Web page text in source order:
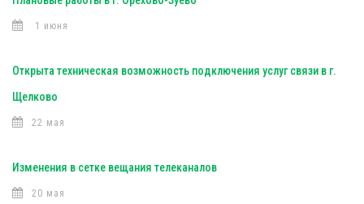
1 июня
Открыта техническая возможность подключения услуг связи в г.
Щелково
22 мая
Изменения в сетке вещания телеканалов
20 мая